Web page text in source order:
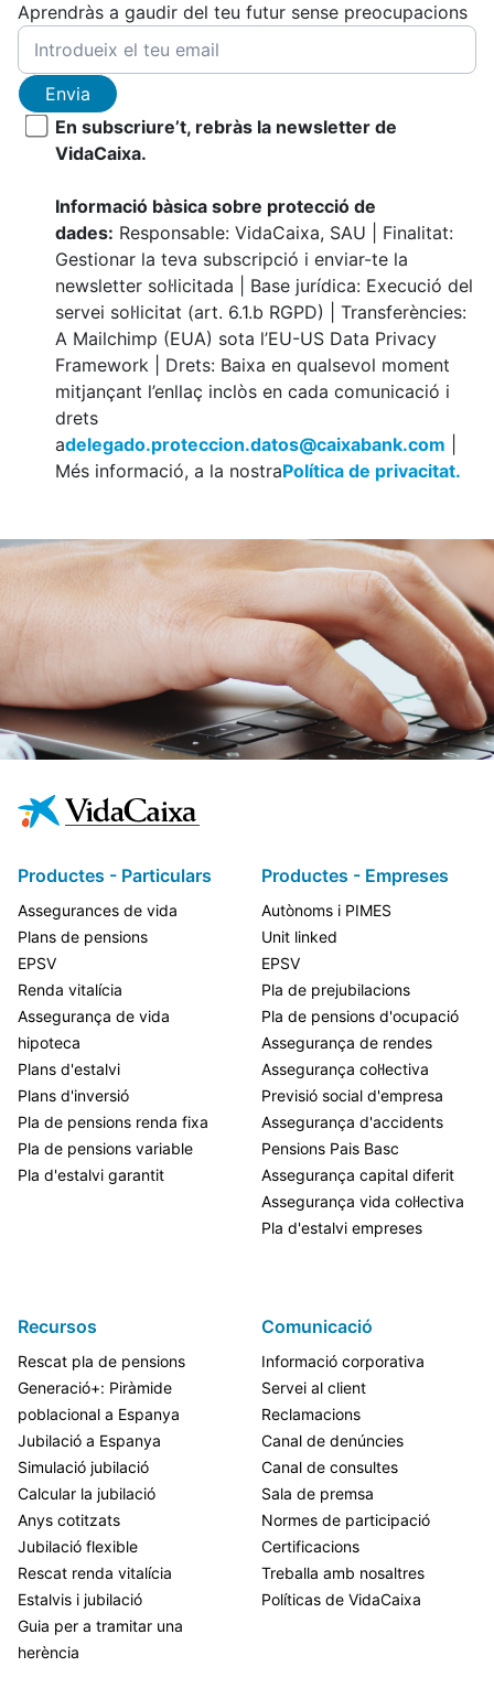
Aprendràs a gaudir del teu futur sense preocupacions
Envia
En subscriure’t, rebràs la newsletter de
VidaCaixa.
Informació bàsica sobre protecció de
dades: Responsable: VidaCaixa, SAU | Finalitat:
Gestionar la teva subscripció i enviar-te la
newsletter sol·licitada | Base jurídica: Execució del
servei sol·licitat (art. 6.1.b RGPD) | Transferències:
A Mailchimp (EUA) sota l’EU-US Data Privacy
Framework | Drets: Baixa en qualsevol moment
mitjançant l’enllaç inclòs en cada comunicació i
drets
adelegado.proteccion.datos@caixabank.com
Més informació, a la nostraPolítica de privacitat.
Productes - Particulars
Assegurances de vida
Plans de pensions
EPSV
Renda vitalícia
Assegurança de vida
hipoteca
Plans d'estalvi
Plans d'inversió
Pla de pensions renda fixa
Pla de pensions variable
Pla d'estalvi garantit
Productes - Empreses
Autònoms i PIMES
Unit linked
EPSV
Pla de prejubilacions
Pla de pensions d'ocupació
Assegurança de rendes
Assegurança col·lectiva
Previsió social d'empresa
Assegurança d'accidents
Pensions Pais Basc
Assegurança capital diferit
Assegurança vida col·lectiva
Pla d'estalvi empreses
Recursos
Rescat pla de pensions
Generació+: Piràmide
poblacional a Espanya
Jubilació a Espanya
Simulació jubilació
Calcular la jubilació
Anys cotitzats
Jubilació flexible
Rescat renda vitalícia
Estalvis i jubilació
Guia per a tramitar una
herència
Comunicació
Informació corporativa
Servei al client
Reclamacions
Canal de denúncies
Canal de consultes
Sala de premsa
Normes de participació
Certificacions
Treballa amb nosaltres
Políticas de VidaCaixa